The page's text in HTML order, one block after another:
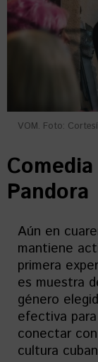
VOM. Foto:
Pandora
Aún en
mantiene
primera
es muestra
género
efectiva
conectar
cultura